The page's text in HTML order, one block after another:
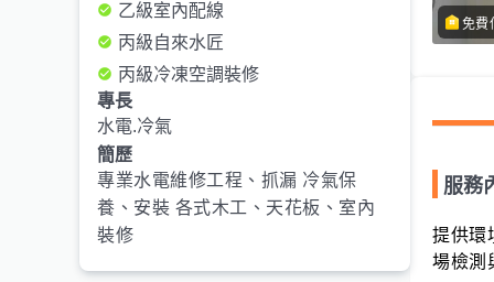
乙級室內配線
丙級自來水匠
丙級冷凍空調裝修
專長
水電.冷氣
簡歷
專業水電維修工程、抓漏 冷氣保
養、安裝 各式木工、天花板、室內
裝修
免費
服務
提供環
場檢測